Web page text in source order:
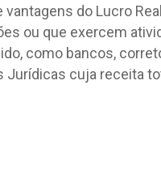
do Lucro
ou que exercem
como bancos,
Jurídicas cuja receita